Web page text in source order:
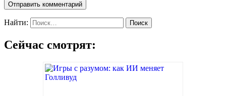
Найти:
Сейчас смотрят: